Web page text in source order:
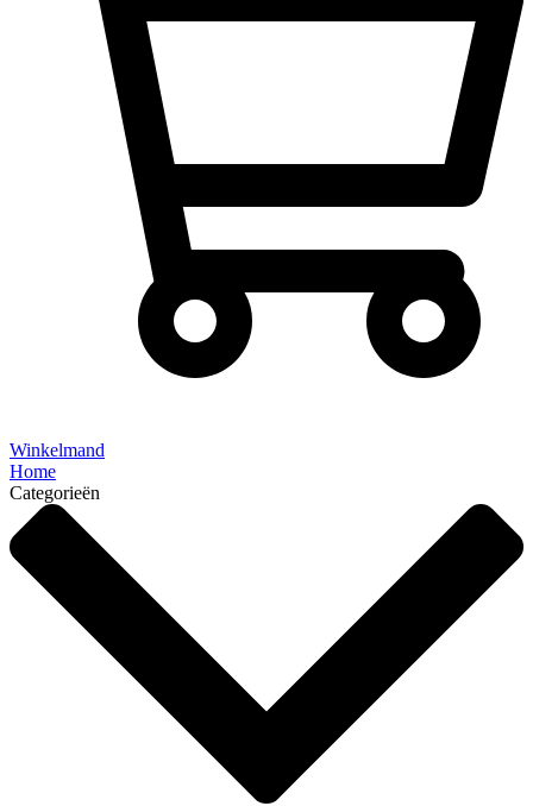
Winkelmand
Home
Categorieën